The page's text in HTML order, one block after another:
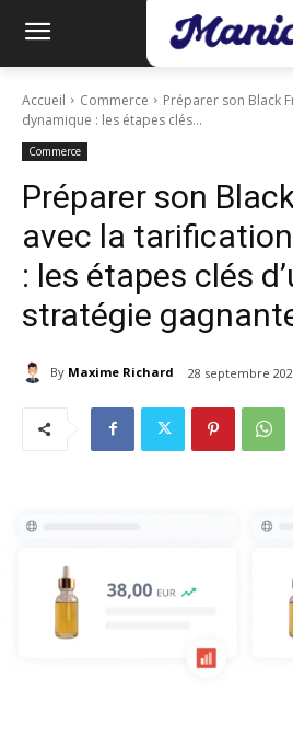
Accueil Commerce
Préparer son Black
dynamique : les étapes clés...
Commerce
Préparer son
avec la
: les étapes clés
stratégie
By Maxime Richard 28 septembre